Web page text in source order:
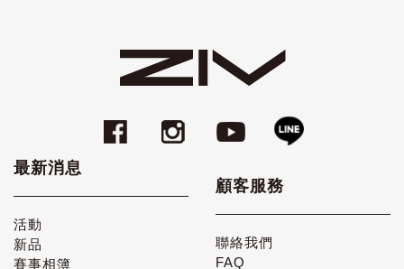
最新消息
活動
新品
賽事相簿
顧客服務
聯絡我們
FAQ